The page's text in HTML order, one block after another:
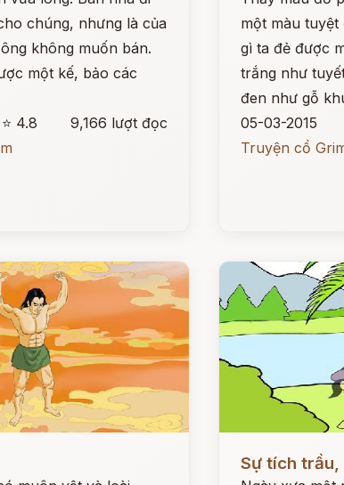
chúng, nhưng là của
không muốn bán.
một kế, bảo các
⭐ 4.8
9,166 lượt đọc
một màu
gì ta đẻ được
trắng như
đen như gỗ
05-03-2015
Truyện cổ
Sự tích trầu,